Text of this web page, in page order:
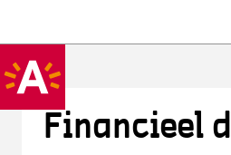
Financieel